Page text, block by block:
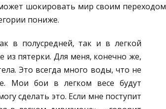
шокировать мир своим переходом
пониже.
в полусредней, так и в легкой
из пятерки. Для меня, конечно же,
Это всегда много воды, что не
Мои бои в легком весе будут
сделать это. Если мне поступит